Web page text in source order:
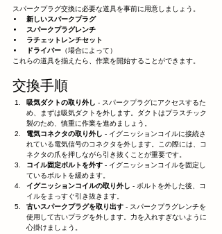
スパークプラグ交換に必要な道具を事前に用意しましょう。
新しいスパークプラグ
スパークプラグレンチ
ラチェットレンチセット
ドライバー （場合によって）
これらの道具を揃えたら、作業を開始することができます。
交換手順
吸気ダクトの取り外し - スパークプラグにアクセスするた
め、まずは吸気ダクトを外します。ダクトはプラスチック
製のため、慎重に作業を進めましょう。
電気コネクタの取り外し - イグニッションコイルに接続さ
れている電気信号のコネクタを外します。この際には、コ
ネクタの爪を押しながら引き抜くことが重要です。
コイル固定ボルトを外す - イグニッションコイルを固定し
ているボルトを緩めます。
イグニッションコイルの取り外し - ボルトを外した後、コ
イルをまっすぐ引き抜きます。
古いスパークプラグを取り出す - スパークプラグレンチを
使用して古いプラグを外します。力を入れすぎないように
心掛けましょう。